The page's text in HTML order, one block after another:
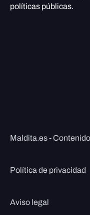
políticas públicas.
Maldita.es -
Política de privacidad
Aviso legal